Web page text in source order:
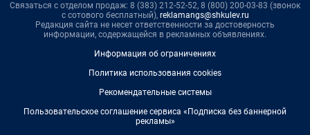
Связаться с отделом продаж: 8 (383) 212-52-52, 8 (800) 200-03-83 (звонок
с сотового бесплатный), reklamangs@shkulev.ru
Редакция сайта не несет ответственности за достоверность
информации, содержащейся в рекламных объявлениях.
Информация об ограничениях
Политика использования cookies
Рекомендательные системы
Пользовательское соглашение сервиса «Подписка без баннерной
рекламы»